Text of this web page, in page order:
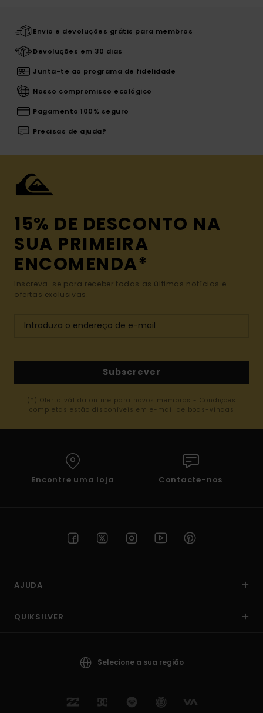
Envio e devoluções grátis para membros
Devoluções em 30 dias
Junta-te ao programa de fidelidade
Nosso compromisso ecológico
Pagamento 100% seguro
Precisas de ajuda?
15% DE DESCONTO NA
SUA PRIMEIRA
ENCOMENDA*
Inscreva-se para receber todas as últimas notícias e
ofertas exclusivas.
Subscrever
(*) Oferta válida online para novos membros - Condições
completas estão disponíveis em e-mail de boas-vindas
Encontre uma loja Contacte-nos
AJUDA
QUIKSILVER
Selecione a sua região